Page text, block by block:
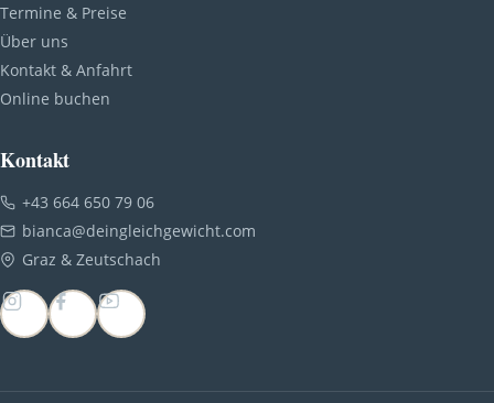
Termine & Preise
Über uns
Kontakt & Anfahrt
Online buchen
Kontakt
+43 664 650 79 06
bianca@deingleichgewicht.com
Graz & Zeutschach